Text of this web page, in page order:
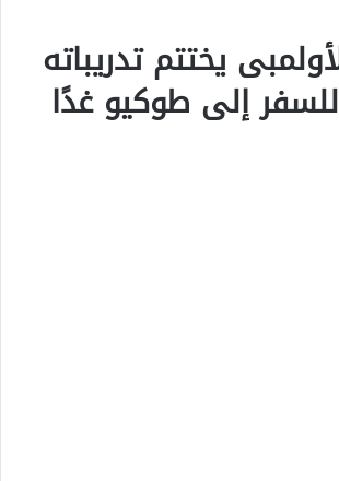
يختتم تدريباته
إلى طوكيو غدًا